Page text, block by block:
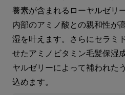
養素が含まれるローヤルゼリ
内部のアミノ酸との親和性が
湿を叶えます。さらにセラミ
せたアミノビタミン毛髪保湿
ヤルゼリーによって補われた
込めます。